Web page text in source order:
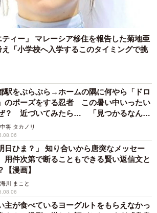
ティー」 マレーシア移住を報告した菊地亜
「小学校へ入学するこのタイミングで挑
駅をぶらぶら→ホームの隅に何やら「ドロ
のポーズをする忍者 この暑い中いったい
？ 近づいてみたら… 「見つかるなんて
」
中将 タカノリ
日ひま？」 知り合いから唐突なメッセー
件次第で断ることもできる賢い返信文と
【漫画】
海川 まこと
主が食べているヨーグルトをもらえなかっ